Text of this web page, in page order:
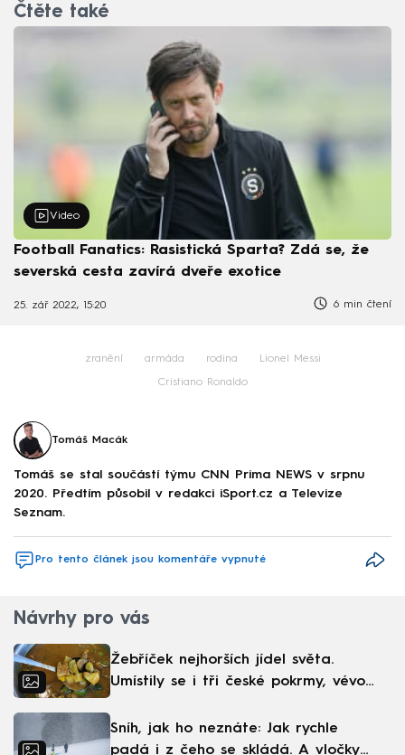
Čtěte také
Video
Football Fanatics: Rasistická Sparta? Zdá se, že
severská cesta zavírá dveře exotice
25. zář 2022, 15:20 6 min čtení
zranění armáda rodina Lionel Messi
Cristiano Ronaldo
Tomáš Macák
Tomáš se stal součástí týmu CNN Prima NEWS v srpnu
2020. Předtím působil v redakci iSport.cz a Televize
Seznam.
Pro tento článek jsou komentáře vypnuté
Návrhy pro vás
Žebříček nejhorších jídel světa.
Umístily se i tři české pokrmy, vévodí
Sníh, jak ho neznáte: Jak rychle
padá i z čeho se skládá. A vločky